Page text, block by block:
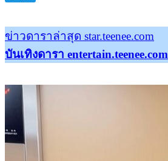
ข่าวดาราล่าสุด star.teenee.com
บันเทิงดารา entertain.teenee.com